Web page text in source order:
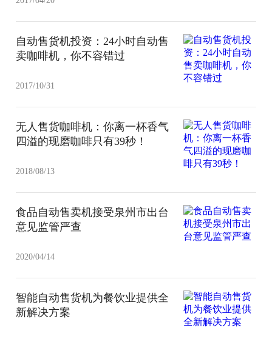
自动售货机投资：24小时自动售
卖咖啡机，你不容错过
2017/10/31
无人售货咖啡机：你离一杯香气
四溢的现磨咖啡只有39秒！
2018/08/13
食品自动售卖机接受泉州市出台
意见监管严查
2020/04/14
智能自动售货机为餐饮业提供全
新解决方案